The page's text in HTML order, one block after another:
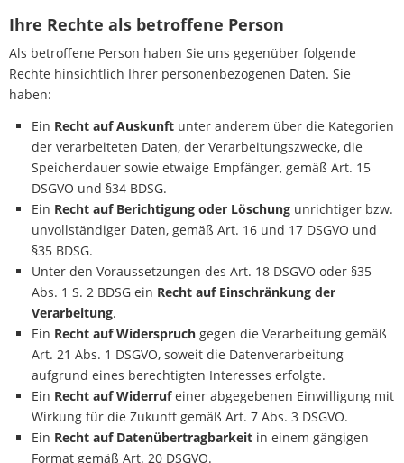
Ihre Rechte als betroffene Person
Als betroffene Person haben Sie uns gegenüber folgende
Rechte hinsichtlich Ihrer personenbezogenen Daten. Sie
haben:
Ein Recht auf Auskunft unter anderem über die Kategorien
der verarbeiteten Daten, der Verarbeitungszwecke, die
Speicherdauer sowie etwaige Empfänger, gemäß Art. 15
DSGVO und §34 BDSG.
Ein Recht auf Berichtigung oder Löschung unrichtiger bzw.
unvollständiger Daten, gemäß Art. 16 und 17 DSGVO und
§35 BDSG.
Unter den Voraussetzungen des Art. 18 DSGVO oder §35
Abs. 1 S. 2 BDSG ein Recht auf Einschränkung der
Verarbeitung.
Ein Recht auf Widerspruch gegen die Verarbeitung gemäß
Art. 21 Abs. 1 DSGVO, soweit die Datenverarbeitung
aufgrund eines berechtigten Interesses erfolgte.
Ein Recht auf Widerrufeiner abgegebenen Einwilligung mit
Wirkung für die Zukunft gemäß Art. 7 Abs. 3 DSGVO.
Ein Recht auf Datenübertragbarkeit in einem gängigen
Format gemäß Art. 20 DSGVO.